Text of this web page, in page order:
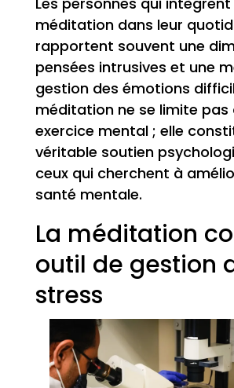
méditation dans leur
rapportent souvent une
pensées intrusives et une
gestion des émotions
méditation ne se limite pas
exercice mental ; elle
véritable soutien
ceux qui cherchent à
santé mentale.
La méditation
outil de gestion
stress